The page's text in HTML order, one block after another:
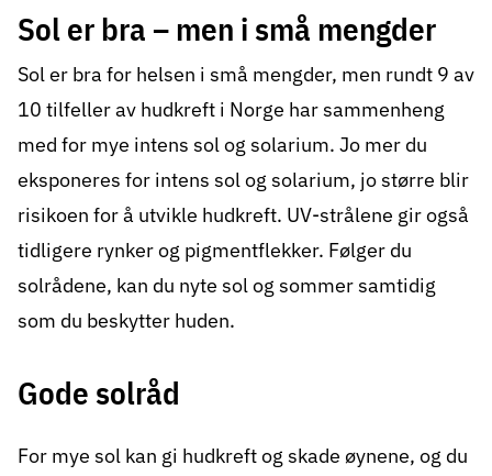
Sol er bra – men i små mengder
Sol er bra for helsen i små mengder, men rundt 9 av
10 tilfeller av hudkreft i Norge har sammenheng
med for mye intens sol og solarium. Jo mer du
eksponeres for intens sol og solarium, jo større blir
risikoen for å utvikle hudkreft. UV-strålene gir også
tidligere rynker og pigmentflekker. Følger du
solrådene, kan du nyte sol og sommer samtidig
som du beskytter huden.
Gode solråd
For mye sol kan gi hudkreft og skade øynene, og du